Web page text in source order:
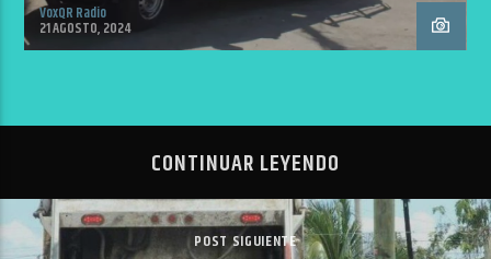
VoxQR Radio
21 AGOSTO, 2024
CONTINUAR LEYENDO
POST SIGUIENTE